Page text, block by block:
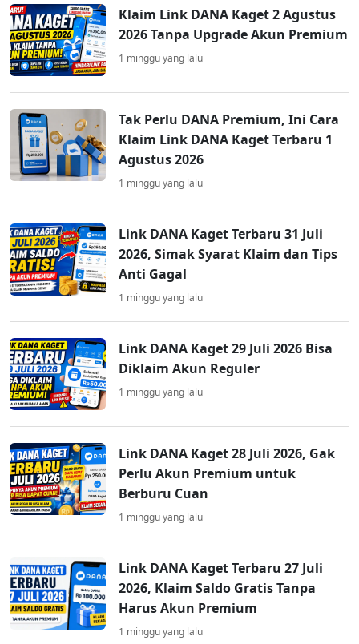
Klaim Link DANA Kaget 2 Agustus
2026 Tanpa Upgrade Akun Premium
1 minggu yang lalu
Tak Perlu DANA Premium, Ini Cara
Klaim Link DANA Kaget Terbaru 1
Agustus 2026
1 minggu yang lalu
Link DANA Kaget Terbaru 31 Juli
2026, Simak Syarat Klaim dan Tips
Anti Gagal
1 minggu yang lalu
Link DANA Kaget 29 Juli 2026 Bisa
Diklaim Akun Reguler
1 minggu yang lalu
Link DANA Kaget 28 Juli 2026, Gak
Perlu Akun Premium untuk
Berburu Cuan
1 minggu yang lalu
Link DANA Kaget Terbaru 27 Juli
2026, Klaim Saldo Gratis Tanpa
Harus Akun Premium
1 minggu yang lalu